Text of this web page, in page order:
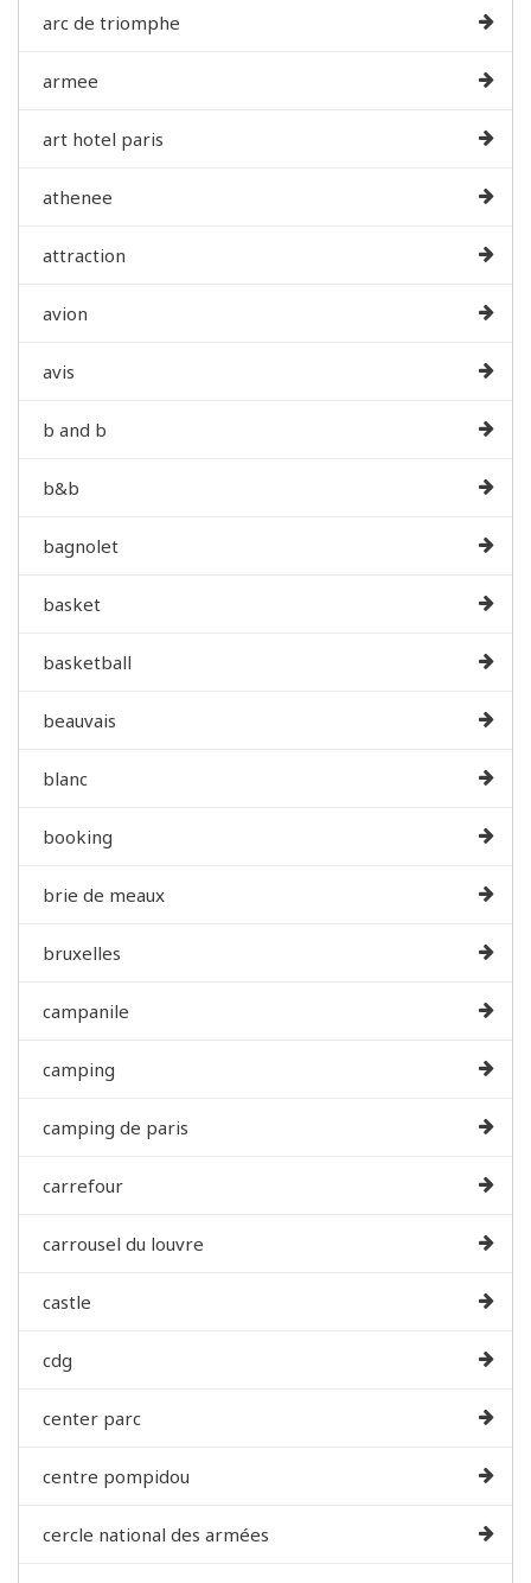
arc de triomphe
armee
art hotel paris
athenee
attraction
avion
avis
b and b
b&b
bagnolet
basket
basketball
beauvais
blanc
booking
brie de meaux
bruxelles
campanile
camping
camping de paris
carrefour
carrousel du louvre
castle
cdg
center parc
centre pompidou
cercle national des armées